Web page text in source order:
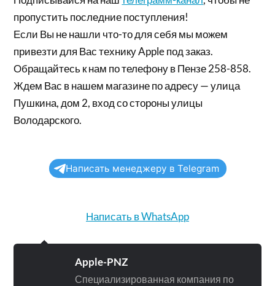
пропустить последние поступления!
Если Вы не нашли что-то для себя мы можем
привезти для Вас технику Apple под заказ.
Обращайтесь к нам по телефону в Пензе 258-858.
Ждем Вас в нашем магазине по адресу — улица
Пушкина, дом 2, вход со стороны улицы
Володарского.
Написать менеджеру в Telegram
Написать в WhatsApp
Apple-PNZ
Специализированная компания по